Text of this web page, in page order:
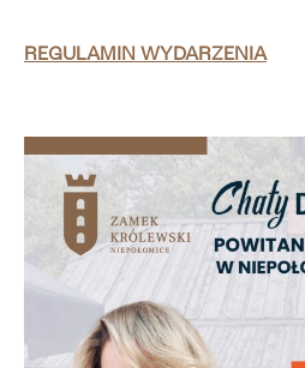
REGULAMIN WYDARZENIA